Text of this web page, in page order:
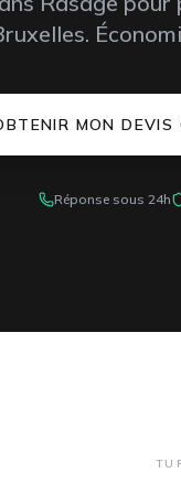
.
MON DEVIS
Réponse sous 24h